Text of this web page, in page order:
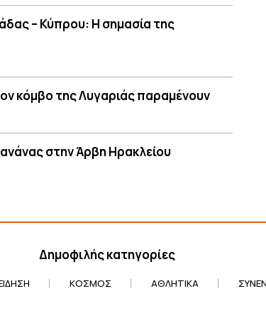
– Κύπρου: H σημασία της
κόμβο της Λυγαριάς παραμένουν
στην Άρβη Ηρακλείου
Δημοφιλής κατηγορίες
ΚΌΣΜΟΣ ΑΘΛΗΤΙΚΆ